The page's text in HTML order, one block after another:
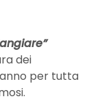
dei
per tutta